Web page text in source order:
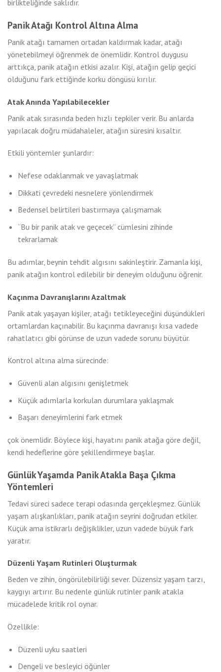
birlikteliğinde saklıdır.
Panik Atağı Kontrol Altına Alma
Panik atağı tamamen ortadan kaldırmak kadar, atağı
yönetebilmeyi öğrenmek de önemlidir. Kontrol duygusu
arttıkça, panik atağın etkisi azalır. Kişi, atağın gelip geçici
olduğunu fark ettiğinde korku döngüsü kırılır.
Atak Anında Yapılabilecekler
Panik atak sırasında beden hızlı tepkiler verir. Bu anlarda
yapılacak doğru müdahaleler, atağın süresini kısaltır.
Etkili yöntemler şunlardır:
Nefese odaklanmak ve yavaşlatmak
Dikkati çevredeki nesnelere yönlendirmek
Bedensel belirtileri bastırmaya çalışmamak
“Bu bir panik atak ve geçecek” cümlesini zihinde
tekrarlamak
Bu adımlar, beynin tehdit algısını sakinleştirir. Zamanla kişi,
panik atağın kontrol edilebilir bir deneyim olduğunu öğrenir.
Kaçınma Davranışlarını Azaltmak
Panik atak yaşayan kişiler, atağı tetikleyeceğini düşündükleri
ortamlardan kaçınabilir. Bu kaçınma davranışı kısa vadede
rahatlatıcı gibi görünse de uzun vadede sorunu büyütür.
Kontrol altına alma sürecinde:
Güvenli alan algısını genişletmek
Küçük adımlarla korkulan durumlara yaklaşmak
Başarı deneyimlerini fark etmek
çok önemlidir. Böylece kişi, hayatını panik atağa göre değil,
kendi hedeflerine göre şekillendirmeye başlar.
Günlük Yaşamda Panik Atakla Başa Çıkma
Yöntemleri
Tedavi süreci sadece terapi odasında gerçekleşmez. Günlük
yaşam alışkanlıkları, panik atağın seyrini doğrudan etkiler.
Küçük ama istikrarlı değişiklikler, uzun vadede büyük fark
yaratır.
Düzenli Yaşam Rutinleri Oluşturmak
Beden ve zihin, öngörülebilirliği sever. Düzensiz yaşam tarzı,
kaygıyı artırır. Bu nedenle günlük rutinler panik atakla
mücadelede kritik rol oynar.
Özellikle:
Düzenli uyku saatleri
Dengeli ve besleyici öğünler